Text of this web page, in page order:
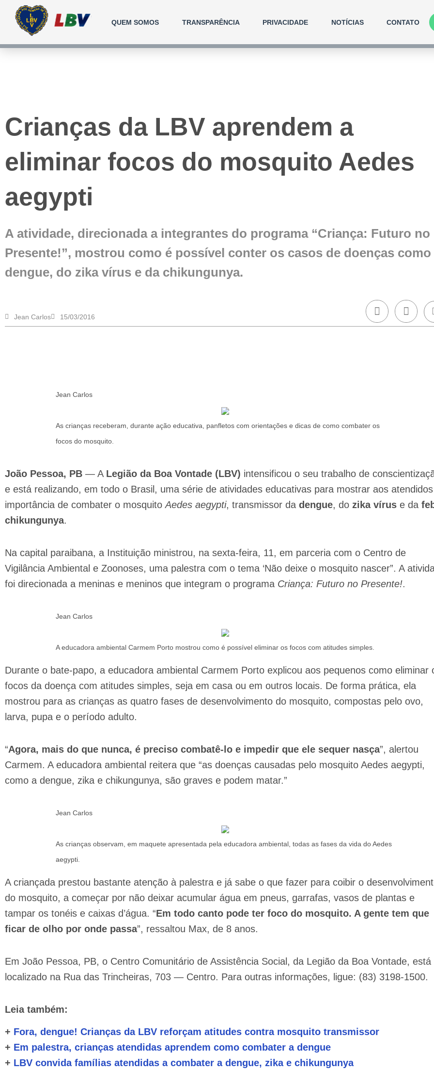
QUEM SOMOS TRANSPARÊNCIA PRIVACIDADE NOTÍCIAS CONTATO
Crianças da LBV aprendem a
eliminar focos do mosquito Aedes
aegypti
A atividade, direcionada a integrantes do programa “Criança: Futuro no
Presente!”, mostrou como é possível conter os casos de doenças como
dengue, do zika vírus e da chikungunya.
Jean Carlos 15/03/2016
Jean Carlos
As crianças receberam, durante ação educativa, panfletos com orientações e dicas de como combater os
focos do mosquito.
João Pessoa, PB — A Legião da Boa Vontade (LBV) intensificou o seu trabalho de
e está realizando, em todo o Brasil, uma série de atividades educativas para mostrar aos
importância de combater o mosquito Aedes aegypti, transmissor da dengue, do zika vírus e da
chikungunya.
Na capital paraibana, a Instituição ministrou, na sexta-feira, 11, em parceria com o Centro de
Vigilância Ambiental e Zoonoses, uma palestra com o tema ‘Não deixe o mosquito nascer”. A
foi direcionada a meninas e meninos que integram o programa Criança: Futuro no Presente!.
Jean Carlos
A educadora ambiental Carmem Porto mostrou como é possível eliminar os focos com atitudes simples.
Durante o bate-papo, a educadora ambiental Carmem Porto explicou aos pequenos como eliminar
focos da doença com atitudes simples, seja em casa ou em outros locais. De forma prática, ela
mostrou para as crianças as quatro fases de desenvolvimento do mosquito, compostas pelo ovo,
larva, pupa e o período adulto.
“Agora, mais do que nunca, é preciso combatê-lo e impedir que ele sequer nasça”, alertou
Carmem. A educadora ambiental reitera que “as doenças causadas pelo mosquito Aedes aegypti,
como a dengue, zika e chikungunya, são graves e podem matar.”
Jean Carlos
As crianças observam, em maquete apresentada pela educadora ambiental, todas as fases da vida do Aedes
aegypti.
A criançada prestou bastante atenção à palestra e já sabe o que fazer para coibir o
do mosquito, a começar por não deixar acumular água em pneus, garrafas, vasos de plantas e
tampar os tonéis e caixas d’água. “Em todo canto pode ter foco do mosquito. A gente tem que
ficar de olho por onde passa”, ressaltou Max, de 8 anos.
Em João Pessoa, PB, o Centro Comunitário de Assistência Social, da Legião da Boa Vontade, está
localizado na Rua das Trincheiras, 703 — Centro. Para outras informações, ligue: (83) 3198-1500.
Leia também:
+ Fora, dengue! Crianças da LBV reforçam atitudes contra mosquito transmissor
+ Em palestra, crianças atendidas aprendem como combater a dengue
+ LBV convida famílias atendidas a combater a dengue, zika e chikungunya